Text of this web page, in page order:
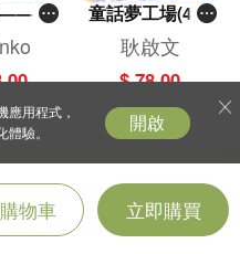
物車 立即購買
The Creativity Reader, 2018）《可
Theory, 2020），以及
創造力與文化手冊》（The
2016）。
究所碩士。曾任職媒體與出版社多
——世
國度
事
童話夢工場(40)
——織女下凡結
奇緣
耿啟文
$ 78.00
應用程式，
驗。
開啟